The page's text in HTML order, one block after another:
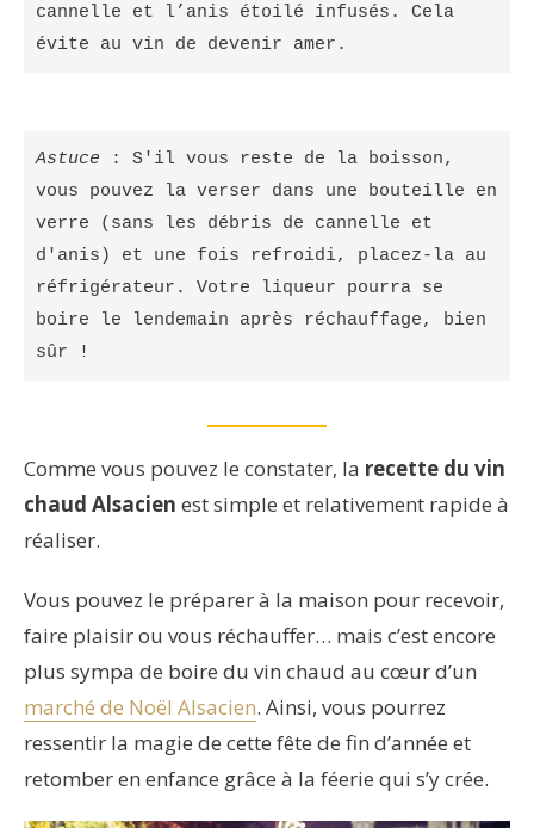
cannelle et l’anis étoilé infusés. Cela
évite au vin de devenir amer.
Astuce : S'il vous reste de la boisson,
vous pouvez la verser dans une bouteille en
verre (sans les débris de cannelle et
d'anis) et une fois refroidi, placez-la au
réfrigérateur. Votre liqueur pourra se
boire le lendemain après réchauffage, bien
Comme vous pouvez le constater, la recette du vin
chaud Alsacien est simple et relativement rapide à
réaliser.
Vous pouvez le préparer à la maison pour recevoir,
faire plaisir ou vous réchauffer… mais c’est encore
plus sympa de boire du vin chaud au cœur d’un
marché de Noël Alsacien. Ainsi, vous pourrez
ressentir la magie de cette fête de fin d’année et
retomber en enfance grâce à la féerie qui s’y crée.